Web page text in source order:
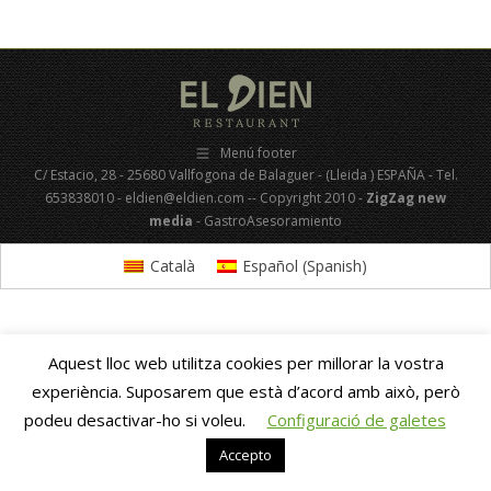
Menú footer
C/ Estacio, 28 - 25680 Vallfogona de Balaguer - (Lleida ) ESPAÑA - Tel.
653838010 - eldien@eldien.com -- Copyright 2010 -ZigZag new
media- GastroAsesoramiento
Aquest lloc web utilitza cookies per millorar la vostra
experiència. Suposarem que està d’acord amb això, però
podeu desactivar-ho si voleu.
Configuració de galetes
Accepto
Català Español (Spanish)